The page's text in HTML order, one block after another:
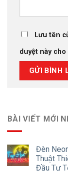
Lưu tên
duyệt này
BÀI VIẾT MỚI
Đèn
Thuật
Đầu Tư